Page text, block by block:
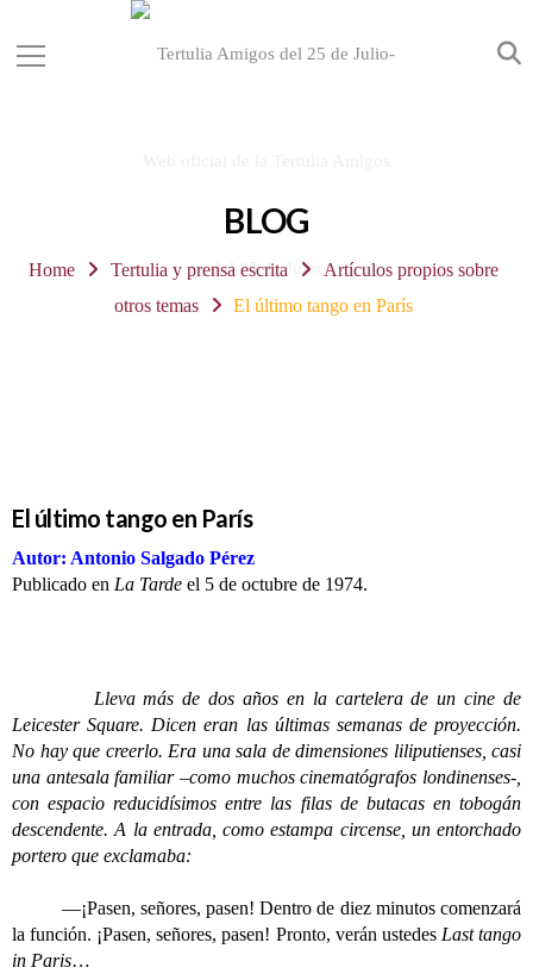
BLOG
Home Tertulia y prensa escrita
Artículos propios sobre
otros temas
El último tango en París
El último tango en París
Autor: Antonio Salgado Pérez
Publicado en La Tarde el 5 de octubre de 1974.
Lleva más de dos años en la cartelera de un cine de
Leicester Square. Dicen eran las últimas semanas de proyección.
No hay que creerlo. Era una sala de dimensiones liliputienses, casi
una antesala familiar –como muchos cinematógrafos londinenses-,
con espacio reducidísimos entre las filas de butacas en tobogán
descendente. A la entrada, como estampa circense, un entorchado
portero que exclamaba:
—¡Pasen, señores, pasen! Dentro de diez minutos comenzará
la función. ¡Pasen, señores, pasen! Pronto, verán ustedes Last tango
in Paris…